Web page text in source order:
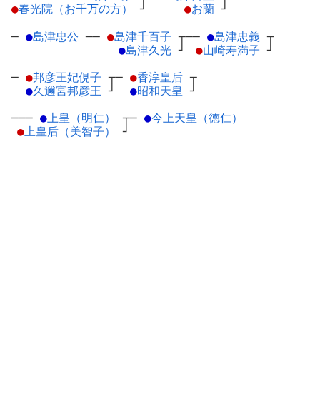
●春光院（お千万の方） ┘
●お蘭 ┘
─ ●島津忠公 ── ●島津千百子 ┬
●島津久光 ┘
── ●島津忠義 ┬
●山崎寿満子 ┘
─ ●邦彦王妃俔子 ┬
●久邇宮邦彦王 ┘
─ ●香淳皇后 ┬
●昭和天皇 ┘
─── ●上皇（明仁）
┬
●上皇后（美智子） ┘
─ ●今上天皇（徳仁）